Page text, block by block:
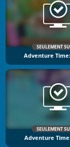
SEULEMENT
Adventure
SEULEMENT
Adventure